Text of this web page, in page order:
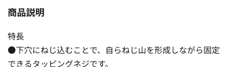
商品説明
特長
●下穴にねじ込むことで、自らねじ山を形成しながら固定
できるタッピングネジです。